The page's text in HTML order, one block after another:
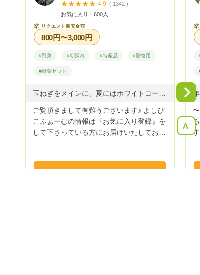
4.9 ( 1342 )
お気に入り：600人
📦 リクエスト目安金額
800円〜3,000円
#野菜 #朝採れ #特産品 #贈答用
#野菜セット
玉ねぎをメインに、夏にはホワイトコーン・秋冬野菜(カリフラワー・白菜・ミニ白菜・レタス・キャベツ・紫キャベツ・ブロッコリー)を多く育てています。 そして、上記以外の季節のお野菜を少量育てています。 リクエストの際に、どうぞお気軽にお問合せ下さいませ♪
ご覧頂きまして有難うございます♪ よしぴ
こふぁーむの情報は『お気に入り登録』を
して下さっている方にお届けいたしており
り登録』をして情報をゲット！して下さい
リクエストする
📦
る
Next
<